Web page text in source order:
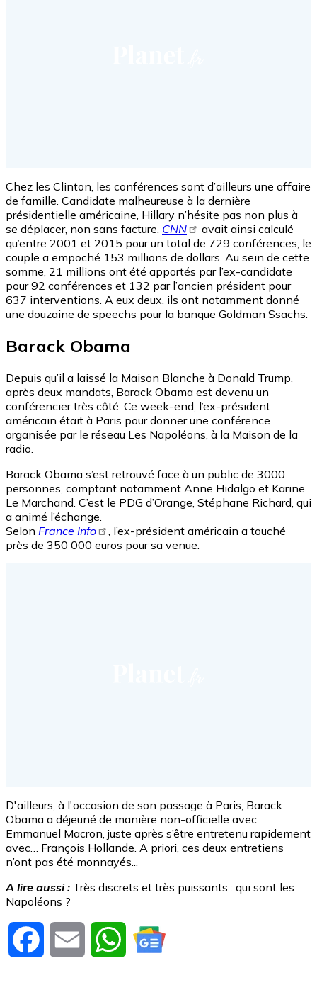
Chez les Clinton, les conférences sont d’ailleurs une affaire
de famille. Candidate malheureuse à la dernière
présidentielle américaine, Hillary n’hésite pas non plus à
se déplacer, non sans facture. CNN
avait ainsi calculé
qu’entre 2001 et 2015 pour un total de 729 conférences, le
couple a empoché 153 millions de dollars. Au sein de cette
somme, 21 millions ont été apportés par l’ex-candidate
pour 92 conférences et 132 par l’ancien président pour
637 interventions. A eux deux, ils ont notamment donné
une douzaine de speechs pour la banque Goldman Ssachs.
Barack Obama
Depuis qu’il a laissé la Maison Blanche à Donald Trump,
après deux mandats, Barack Obama est devenu un
conférencier très côté. Ce week-end, l’ex-président
américain était à Paris pour donner une conférence
organisée par le réseau Les Napoléons, à la Maison de la
radio.
Barack Obama s’est retrouvé face à un public de 3000
personnes, comptant notamment Anne Hidalgo et Karine
Le Marchand. C’est le PDG d’Orange, Stéphane Richard, qui
a animé l’échange.
Selon France Info
, l’ex-président américain a touché
près de 350 000 euros pour sa venue.
D'ailleurs, à l'occasion de son passage à Paris, Barack
Obama a déjeuné de manière non-officielle avec
Emmanuel Macron, juste après s’être entretenu rapidement
avec… François Hollande. A priori, ces deux entretiens
n’ont pas été monnayés...
A lire aussi : Très discrets et très puissants : qui sont les
Napoléons ?
Facebook Email WhatsApp